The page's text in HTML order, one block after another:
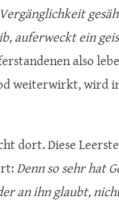
auferweckt ein
also
weiterwirkt,
dort. Diese
Denn so sehr hat
an ihn glaubt,